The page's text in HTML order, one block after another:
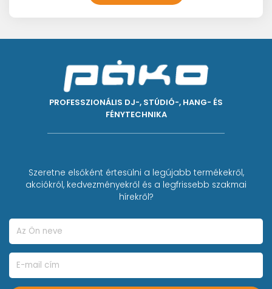
PROFESSZIONÁLIS DJ-, STÚDIÓ-, HANG- ÉS
FÉNYTECHNIKA
Szeretne elsőként értesülni a legújabb termékekről,
akciókról, kedvezményekről és a legfrissebb szakmai
hírekről?